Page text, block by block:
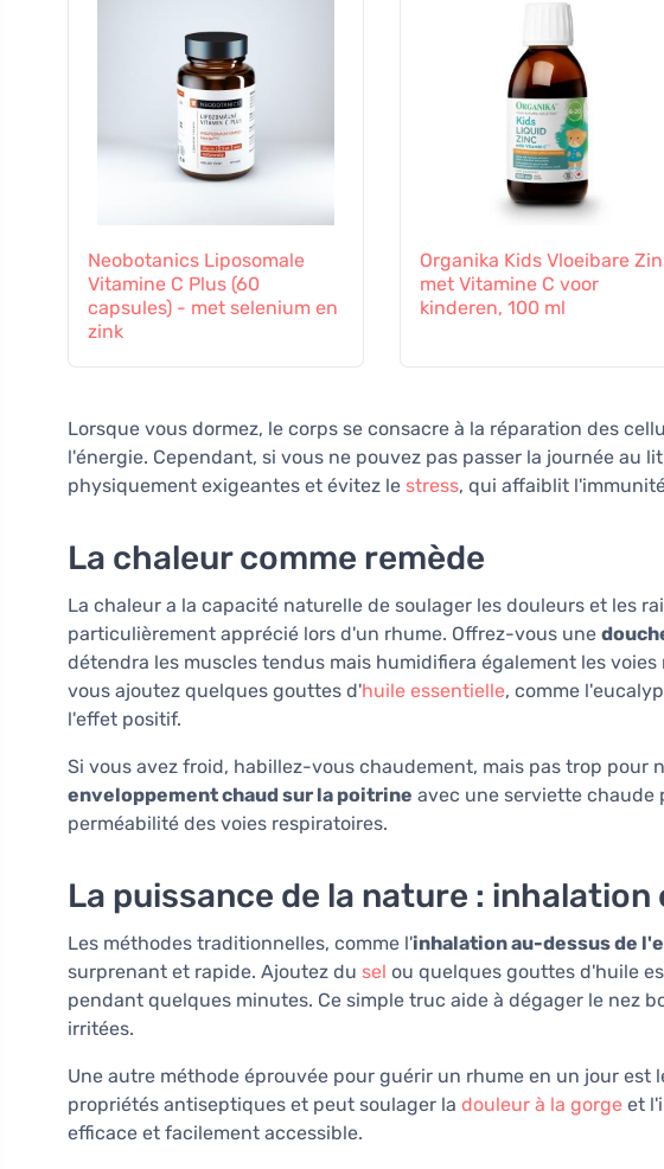
Neobotanics Liposomale
Vitamine C Plus (60
capsules) - met selenium en
zink
Organika Kids Vloeibare
met Vitamine C voor
kinderen, 100 ml
Lorsque vous dormez, le corps se consacre à la réparation des
l'énergie. Cependant, si vous ne pouvez pas passer la journée au
physiquement exigeantes et évitez le stress, qui affaiblit
La chaleur comme remède
La chaleur a la capacité naturelle de soulager les douleurs et les
particulièrement apprécié lors d'un rhume. Offrez-vous une
détendra les muscles tendus mais humidifiera également les
vous ajoutez quelques gouttes d'huile essentielle, comme
l'effet positif.
Si vous avez froid, habillez-vous chaudement, mais pas trop pour
enveloppement chaud sur la poitrine avec une serviette chaude
perméabilité des voies respiratoires.
La puissance de la nature :
Les méthodes traditionnelles, comme l'inhalation au-dessus de
surprenant et rapide. Ajoutez du sel ou quelques gouttes d'huile
pendant quelques minutes. Ce simple truc aide à dégager le nez
irritées.
Une autre méthode éprouvée pour guérir un rhume en un jour est
propriétés antiseptiques et peut soulager la douleur à la gorge et
efficace et facilement accessible.